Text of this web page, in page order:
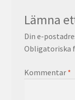
Lämna
Din e-
Obligatoriska
Kommentar *